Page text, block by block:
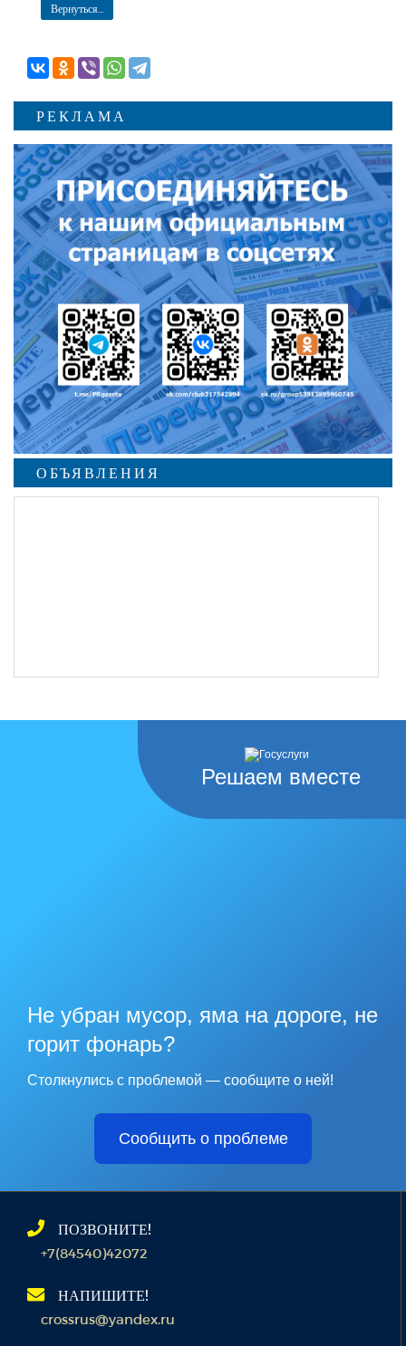
Вернуться...
РЕКЛАМА
ОБЪЯВЛЕНИЯ
Решаем вместе
Не убран мусор, яма на дороге, не
горит фонарь?
Столкнулись с проблемой — сообщите о ней!
Сообщить о проблеме
ПОЗВОНИТЕ!
+7(84540)42072
НАПИШИТЕ!
crossrus@yandex.ru